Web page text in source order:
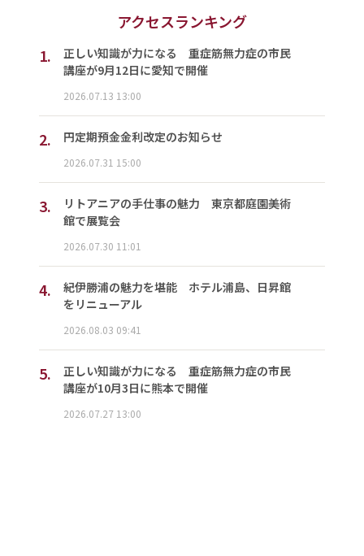
アクセスランキング
1.
正しい知識が力になる 重症筋無力症の市民
講座が9月12日に愛知で開催
2026.07.13 13:00
2. 円定期預金金利改定のお知らせ
2026.07.31 15:00
3.
リトアニアの手仕事の魅力 東京都庭園美術
館で展覧会
2026.07.30 11:01
4.
紀伊勝浦の魅力を堪能 ホテル浦島、日昇館
をリニューアル
2026.08.03 09:41
5.
正しい知識が力になる 重症筋無力症の市民
講座が10月3日に熊本で開催
2026.07.27 13:00